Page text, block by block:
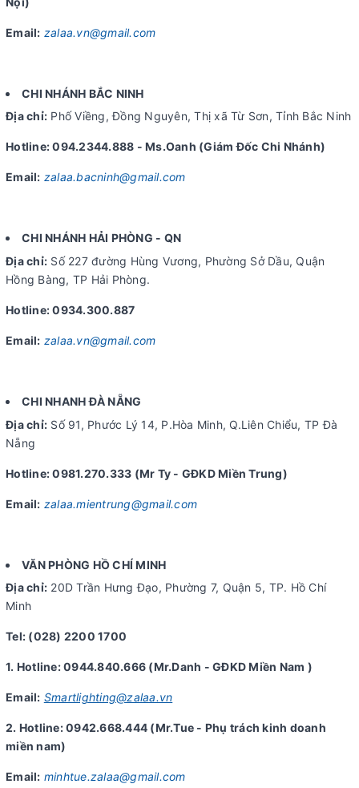
Email: zalaa.vn@gmail.com
CHI NHÁNH BẮC NINH
Địa chỉ: Phố Viềng, Đồng Nguyên, Thị xã Từ Sơn, Tỉnh Bắc Ninh
Hotline: 094.2344.888 - Ms.Oanh (Giám Đốc Chi Nhánh)
Email: zalaa.bacninh@gmail.com
CHI NHÁNH HẢI PHÒNG - QN
Địa chỉ: Số 227 đường Hùng Vương, Phường Sở Dầu, Quận
Hồng Bàng, TP Hải Phòng.
Hotline: 0934.300.887
Email: zalaa.vn@gmail.com
CHI NHANH ĐÀ NẴNG
Địa chỉ: Số 91, Phước Lý 14, P.Hòa Minh, Q.Liên Chiểu, TP Đà
Nẵng
Hotline: 0981.270.333 (Mr Ty - GĐKD Miền Trung)
Email: zalaa.mientrung@gmail.com
VĂN PHÒNG HỒ CHÍ MINH
Địa chỉ: 20D Trần Hưng Đạo, Phường 7, Quận 5, TP. Hồ Chí
Minh
Tel: (028) 2200 1700
1. Hotline: 0944.840.666 (Mr.Danh - GĐKD Miền Nam )
Email: Smartlighting@zalaa.vn
2. Hotline: 0942.668.444 (Mr.Tue - Phụ trách kinh doanh
miền nam)
Email: minhtue.zalaa@gmail.com